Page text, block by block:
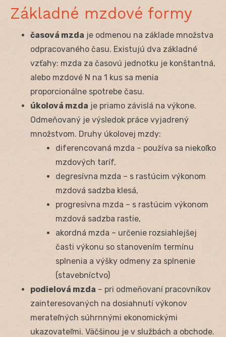
Základné mzdové formy
časová mzda je odmenou na základe množstva
odpracovaného času. Existujú dva základné
vzťahy: mzda za časovú jednotku je konštantná,
alebo mzdové N na 1 kus sa menia
proporcionálne spotrebe času.
úkolová mzda je priamo závislá na výkone.
Odmeňovaný je výsledok práce vyjadrený
množstvom. Druhy úkolovej mzdy:
diferencovaná mzda – používa sa niekoľko
mzdových taríf,
degresívna mzda – s rastúcim výkonom
mzdová sadzba klesá,
progresívna mzda – s rastúcim výkonom
mzdová sadzba rastie,
akordná mzda – určenie rozsiahlejšej
časti výkonu so stanovením termínu
splnenia a výšky odmeny za splnenie
(stavebníctvo)
podielová mzda – pri odmeňovaní pracovníkov
zainteresovaných na dosiahnutí výkonov
merateľných súhrnnými ekonomickými
ukazovateľmi. Väčšinou je v službách a obchode.